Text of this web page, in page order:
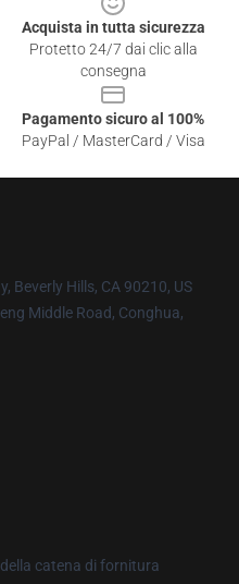
Acquista in tutta sicurezza
Protetto 24/7 dai clic alla
consegna
Pagamento sicuro al 100%
PayPal / MasterCard / Visa
Beverly Hills, CA 90210, US
Middle Road, Conghua,
catena di fornitura